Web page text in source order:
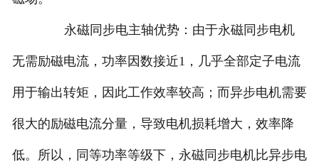
永磁同步电主轴优势：由于永磁同步电机
无需励磁电流，功率因数接近1，几乎全部定子电流
用于输出转矩，因此工作效率较高；而异步电机需要
很大的励磁电流分量，导致电机损耗增大，效率降
低。所以，同等功率等级下，永磁同步电机比异步电